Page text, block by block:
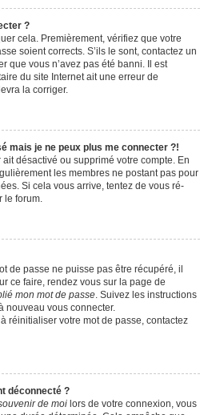
?
cela. Premièrement, vérifiez que votre
soient corrects. S’ils le sont, contactez un
que vous n’avez pas été banni. Il est
du site Internet ait une erreur de
la corriger.
mais je ne peux plus me connecter ?!
ait désactivé ou supprimé votre compte. En
les membres ne postant pas pour
Si cela vous arrive, tentez de vous ré-
le forum.
de passe ne puisse pas être récupéré, il
ce faire, rendez vous sur la page de
mon mot de passe. Suivez les instructions
nouveau vous connecter.
réinitialiser votre mot de passe, contactez
déconnecté ?
de moi lors de votre connexion, vous